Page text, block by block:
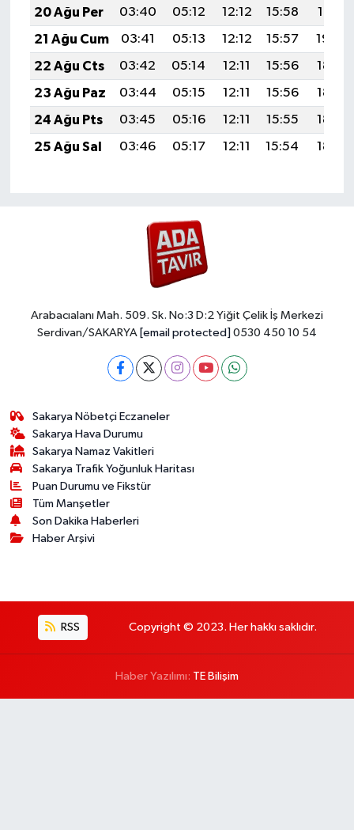
20 Ağu Per
03:40 05:12 12:12 15:58
19:01
21 Ağu Cum
03:41 05:13 12:12 15:57
19:00
22 Ağu Cts
03:42 05:14 12:11 15:56
18:58
23 Ağu Paz
03:44 05:15 12:11 15:56
18:57
24 Ağu Pts
03:45 05:16 12:11 15:55
18:55
25 Ağu Sal
03:46 05:17 12:11 15:54 18:54
Arabacıalanı Mah. 509. Sk. No:3 D:2 Yiğit Çelik İş Merkezi
Serdivan/SAKARYA [email protected] 0530 450 10 54
Sakarya Nöbetçi Eczaneler
Sakarya Hava Durumu
Sakarya Namaz Vakitleri
Sakarya Trafik Yoğunluk Haritası
Puan Durumu ve Fikstür
Tüm Manşetler
Son Dakika Haberleri
Haber Arşivi
RSS Copyright © 2023. Her hakkı saklıdır.
Haber Yazılımı: TE Bilişim